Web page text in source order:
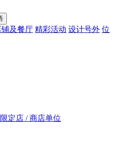
及餐厅 精彩活动 设计号外 位
定店 / 商店单位